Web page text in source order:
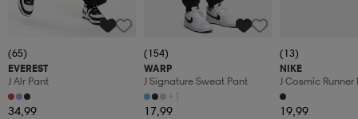
(65)
EVEREST
J Alr Pant
34,99
(154)
WARP
J Signature Sweat Pant
+1
17,99
(13)
NIKE
J Cosmic Runner
19,99